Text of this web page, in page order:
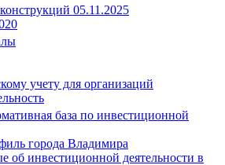
05.11.2025
учету для организаций
база по инвестиционной
города Владимира
об инвестиционной деятельности в